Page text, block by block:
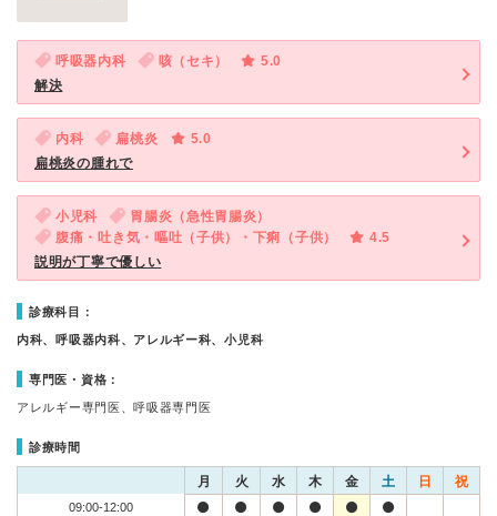
呼吸器内科 咳（セキ）
5.0
解決
内科 扁桃炎
5.0
扁桃炎の腫れで
小児科
胃腸炎（急性胃腸炎）
腹痛・吐き気・嘔吐（子供）・下痢（子供）
4.5
説明が丁寧で優しい
診療科目：
内科、呼吸器内科、アレルギー科、小児科
専門医・資格：
アレルギー専門医、呼吸器専門医
診療時間
月 火 水 木 金 土 日 祝
09:00-12:00